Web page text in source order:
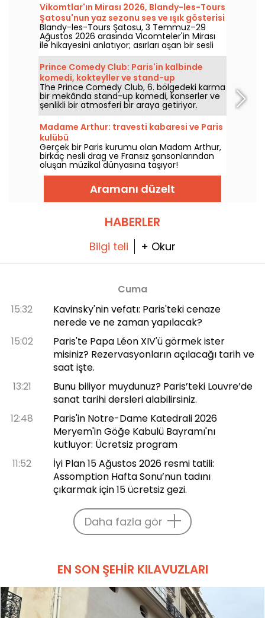
Vikomtlar'ın Mirası 2026, Blandy-les-Tours
Şatosu'nun yaz sezonu ses ve ışık gösterisi
Blandy-les-Tours Şatosu, 3 Temmuz–29
Ağustos 2026 arasında Vicomteler'in Mirası
ile hikayesini anlatıyor; asırları aşan bir sesli
ve ışık gösterisiyle bu ortaçağ kalesini
keşfetmeye davet ediyor. Biz de keşfe çıktık;
işte size nelerin sizi beklediğine dair bir kesit.
Prince Comedy Club: Paris'in kalbinde
komedi, kokteyller ve stand-up
The Prince Comedy Club, 6. bölgedeki karma
bir mekânda stand-up komedi, konserler ve
şenlikli bir atmosferi bir araya getiriyor.
Kahkaha ve iyi mizah dolu akşamlar için
keşfedilecek bir adres.
Madame Arthur: travesti kabaresi ve Paris
kulübü
Gerçek bir Paris kurumu olan Madam Arthur,
birkaç nesli drag ve Fransız şansonlarından
oluşan müzikal dünyasına taşıyor!
Aramanı düzelt
HABERLER
Bilgi teli + Okur
Cuma
15:32
Kavinsky'nin vefatı: Paris'teki cenaze
nerede ve ne zaman yapılacak?
15:02
Paris'te Papa Léon XIV'ü görmek ister
misiniz? Rezervasyonların açılacağı tarih ve
saat işte.
13:21
Bunu biliyor muydunuz? Paris’teki Louvre’de
sanat tarihi dersleri alabilirsiniz.
12:48
Paris'in Notre-Dame Katedrali 2026
Meryem'in Göğe Kabulü Bayramı'nı
kutluyor: Ücretsiz program
11:52
İyi Plan 15 Ağustos 2026 resmi tatili:
Assomption Hafta Sonu’nun tadını
çıkarmak için 15 ücretsiz gezi.
Daha fazla gör
EN SON ŞEHIR KILAVUZLARI